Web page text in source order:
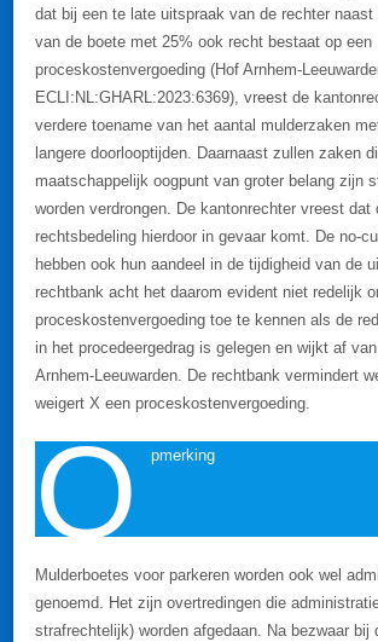
dat bij een te late uitspraak van de rechter naast
van de boete met 25% ook recht bestaat op een
proceskostenvergoeding (Hof Arnhem-
ECLI:NL:GHARL:2023:6369), vreest de
verdere toename van het aantal mulderzaken
langere doorlooptijden. Daarnaast zullen zaken
maatschappelijk oogpunt van groter belang zijn
worden verdrongen. De kantonrechter vreest dat
rechtsbedeling hierdoor in gevaar komt. De no-
hebben ook hun aandeel in de tijdigheid van de
rechtbank acht het daarom evident niet redelijk
proceskostenvergoeding toe te kennen als de
in het procedeergedrag is gelegen en wijkt af
Arnhem-Leeuwarden. De rechtbank vermindert
weigert X een proceskostenvergoeding.
O pmerking
Mulderboetes voor parkeren worden ook wel
genoemd. Het zijn overtredingen die
strafrechtelijk) worden afgedaan. Na bezwaar bij